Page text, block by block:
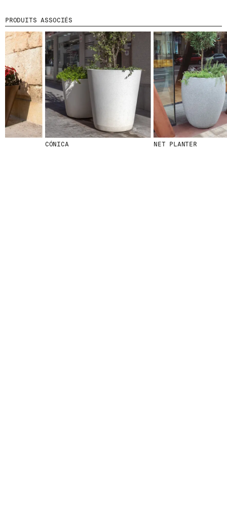
PRODUITS ASSOCIÉS
CÓNICA NET PLANTER
© 2026 ESCOFET 1886 S.A.